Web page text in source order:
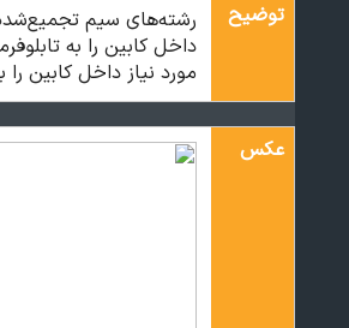
توضیح
رشته‌های سیم تجمیع‌شده
داخل کابین را به
مورد نیاز داخل کابین را
عکس